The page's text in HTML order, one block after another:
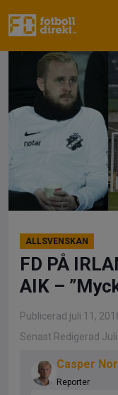
till
ALLSVENSKAN
FD PÅ
AIK –
Publicerad juli 11,
Senast Redigerad
Casper
Reporter